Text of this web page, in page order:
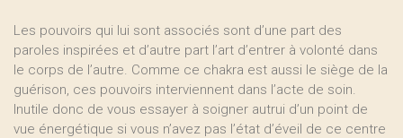
Les pouvoirs qui lui sont associés sont d’une part des
paroles inspirées et d’autre part l’art d’entrer à volonté dans
le corps de l’autre. Comme ce chakra est aussi le siège de la
guérison, ces pouvoirs interviennent dans l’acte de soin.
Inutile donc de vous essayer à soigner autrui d’un point de
vue énergétique si vous n’avez pas l’état d’éveil de ce centre